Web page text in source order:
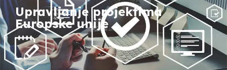
Upravljanje projektima
Europske unije